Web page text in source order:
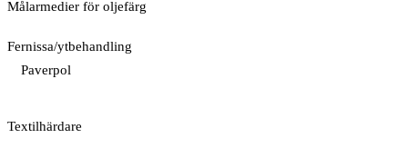
Målarmedier för oljefärg
Fernissa/ytbehandling
Paverpol
Textilhärdare